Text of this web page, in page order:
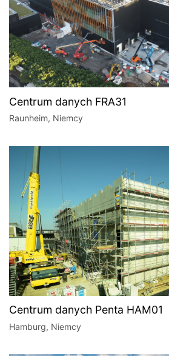
Centrum danych FRA31
Raunheim, Niemcy
Centrum danych Penta HAM01
Hamburg, Niemcy